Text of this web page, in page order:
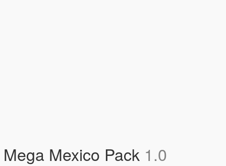
Mega Mexico Pack 1.0